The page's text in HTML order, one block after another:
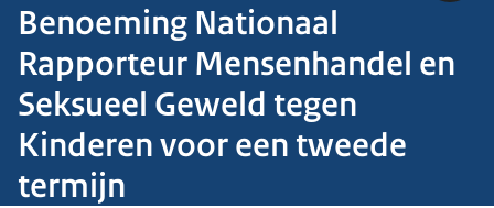
Benoeming Nationaal
Rapporteur Mensenhandel en
Seksueel Geweld tegen
Kinderen voor een tweede
termijn